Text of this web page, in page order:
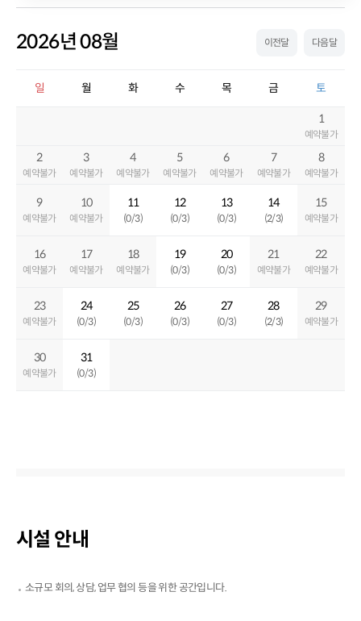
2026년 08월 이전달 다음달
일 월 화 수 목 금 토
1
예약불가
2
예약불가
3
예약불가
4
예약불가
5
예약불가
6
예약불가
7
예약불가
8
예약불가
9
예약불가
10
예약불가
11
(0/3)
12
(0/3)
13
(0/3)
14
(2/3)
15
예약불가
16
예약불가
17
예약불가
18
예약불가
19
(0/3)
20
(0/3)
21
예약불가
22
예약불가
23
예약불가
24
(0/3)
25
(0/3)
26
(0/3)
27
(0/3)
28
(2/3)
29
예약불가
30
예약불가
31
(0/3)
시설 안내
소규모 회의, 상담, 업무 협의 등을 위한 공간입니다.